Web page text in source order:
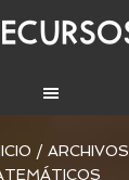
/ ARCHIVOS